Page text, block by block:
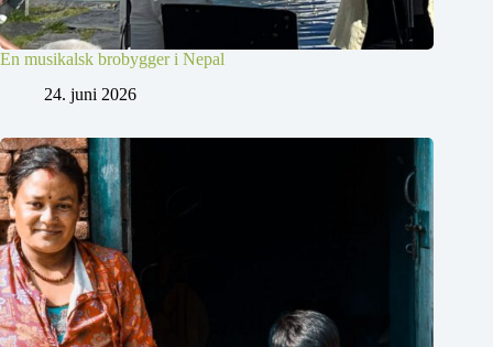
En musikalsk brobygger i Nepal
24. juni 2026